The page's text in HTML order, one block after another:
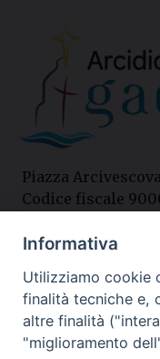
Piazza
Codice fiscale
Contatti
Curia
Tel. 0771.740341
Informativa
Utilizziamo cookie
finalità tecniche e,
altre finalità
"miglioramento